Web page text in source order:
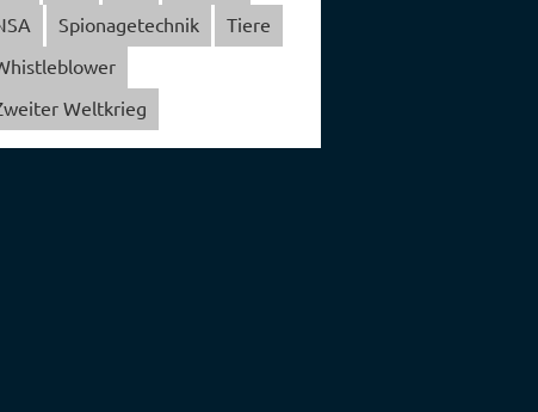
Spionagetechnik
Tiere
Weltkrieg